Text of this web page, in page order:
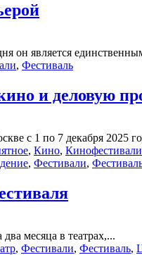
он является
, Фестиваль
и деловую
с 1 по 7 декабря 2025
, Кино, Кинофестивали
, Фестивали,
месяца в театрах,...
, Фестивали, Фестиваль,